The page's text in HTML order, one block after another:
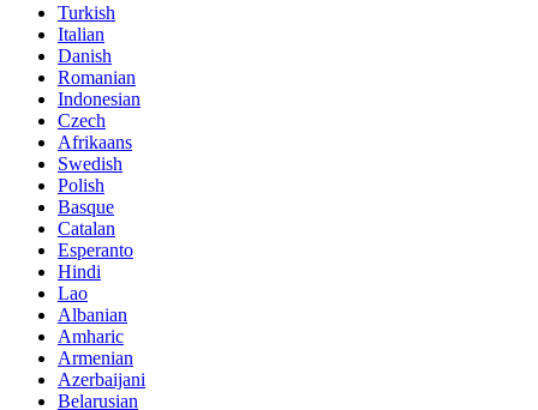
Turkish
Italian
Danish
Romanian
Indonesian
Czech
Afrikaans
Swedish
Polish
Basque
Catalan
Esperanto
Hindi
Lao
Albanian
Amharic
Armenian
Azerbaijani
Belarusian